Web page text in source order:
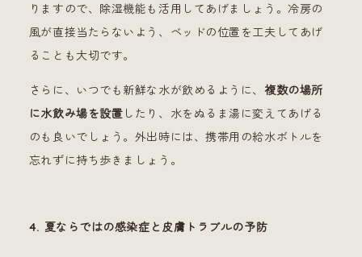
りますので、除湿機能も活用してあげましょう。冷房の
風が直接当たらないよう、ベッドの位置を工夫してあげ
ることも大切です。
さらに、いつでも新鮮な水が飲めるように、複数の場所
に水飲み場を設置 したり、水をぬるま湯に変えてあげる
のも良いでしょう。外出時には、携帯用の給水ボトルを
忘れずに持ち歩きましょう。
4. 夏ならではの感染症と皮膚トラブルの予防